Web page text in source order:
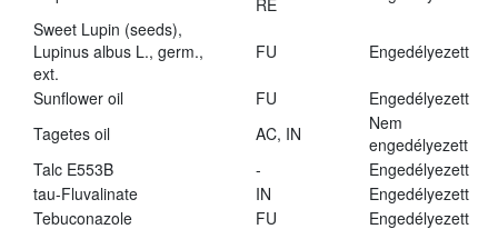
RE
Sweet Lupin (seeds),
Lupinus albus L., germ.,
ext.
FU Engedélyezett
Sunflower oil FU
Engedélyezett
Tagetes oil
AC, IN
Nem
engedélyezett
Talc E553B
-
Engedélyezett
tau-Fluvalinate
IN
Engedélyezett
Tebuconazole
FU
Engedélyezett